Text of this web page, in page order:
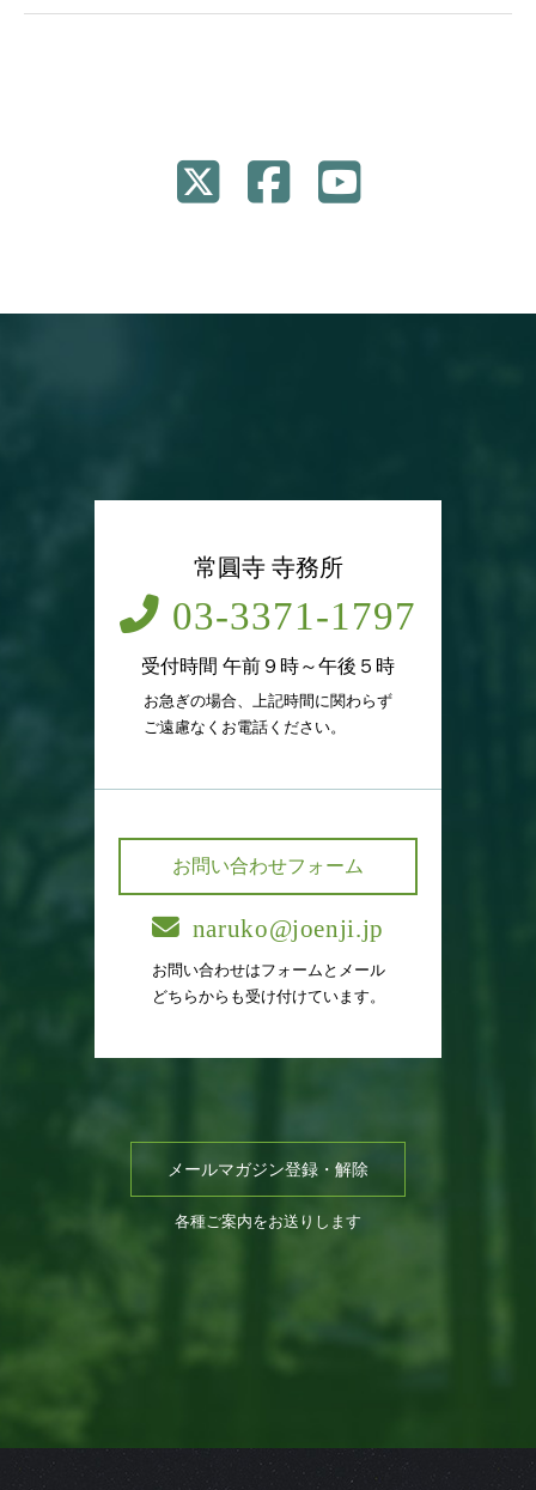
常圓寺 寺務所
03-3371-1797
受付時間 午前９時～午後５時
お急ぎの場合、上記時間に関わらず
ご遠慮なくお電話ください。
お問い合わせフォーム
naruko@joenji.jp
お問い合わせはフォームとメール
どちらからも受け付けています。
メールマガジン登録・解除
各種ご案内をお送りします